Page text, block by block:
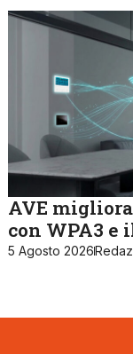
AVE
con WPA3 e
5 Agosto 2026